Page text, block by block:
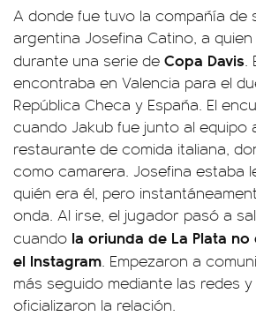
A donde fue tuvo la compañía de
argentina Josefina Catino, a
durante una serie de Copa Davis.
encontraba en Valencia para el
República Checa y España. El
cuando Jakub fue junto al equipo
restaurante de comida italiana,
como camarera. Josefina estaba
quién era él, pero
onda. Al irse, el jugador pasó a
cuando la oriunda de La Plata
el Instagram. Empezaron a
más seguido mediante las redes
oficializaron la relación.